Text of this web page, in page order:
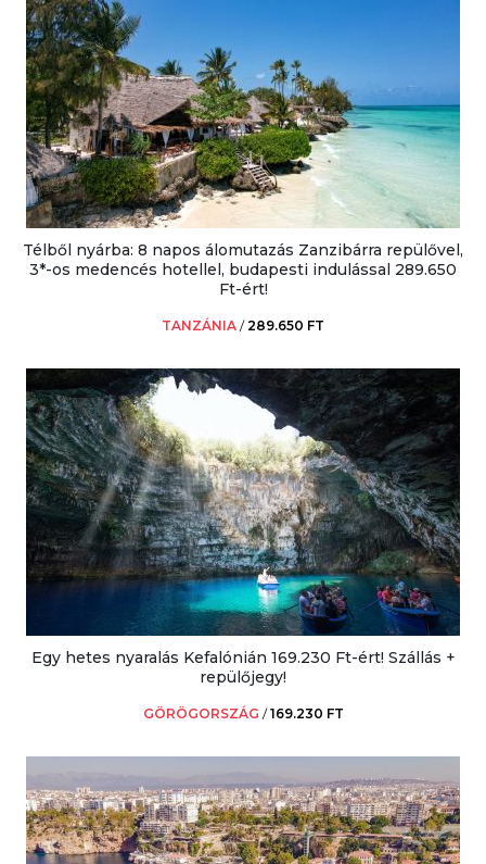
Télből nyárba: 8 napos álomutazás Zanzibárra repülővel,
3*-os medencés hotellel, budapesti indulással 289.650
Ft-ért!
TANZÁNIA /289.650 FT
Egy hetes nyaralás Kefalónián 169.230 Ft-ért! Szállás +
repülőjegy!
GÖRÖGORSZÁG /169.230 FT